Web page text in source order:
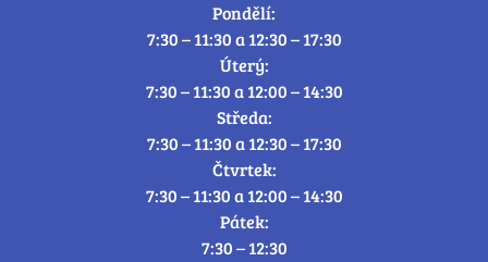
Pondělí:
7:30 – 11:30 a 12:30 – 17:30
Úterý:
7:30 – 11:30 a 12:00 – 14:30
Středa:
7:30 – 11:30 a 12:30 – 17:30
Čtvrtek:
7:30 – 11:30 a 12:00 – 14:30
Pátek:
7:30 – 12:30